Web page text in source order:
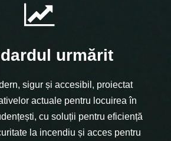
urmărit
sigur și accesibil, proiectat
actuale pentru locuirea în
cu soluții pentru eficiență
la incendiu și acces pentru